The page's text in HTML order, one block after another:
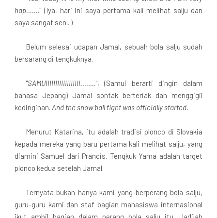
hap......
." (Iya, hari ini saya pertama kali melihat salju dan
saya sangat sen...)
Belum selesai ucapan Jamal, sebuah bola salju sudah
bersarang di tengkuknya.
"SAMUIIIIIIIIIIIIIIIIII.......
.", (Samui berarti dingin dalam
bahasa Jepang) Jamal sontak berteriak dan menggigil
kedinginan. And the snow ball fight was officially started.
Menurut Katarina, itu adalah tradisi plonco di Slovakia
kepada mereka yang baru pertama kali melihat salju, yang
diamini Samuel dari Prancis. Tengkuk Yama adalah target
plonco kedua setelah Jamal.
Ternyata bukan hanya kami yang berperang bola salju,
guru-guru kami dan staf bagian mahasiswa internasional